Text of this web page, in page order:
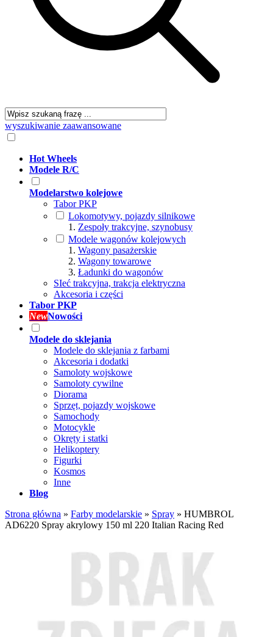
wyszukiwanie zaawansowane
Hot Wheels
Modele R/C
Modelarstwo kolejowe
Tabor PKP
Lokomotywy, pojazdy silnikowe
Zespoły trakcyjne, szynobusy
Modele wagonów kolejowych
Wagony pasażerskie
Wagony towarowe
Ładunki do wagonów
SIeć trakcyjna, trakcja elektryczna
Akcesoria i części
Tabor PKP
NewNowości
Modele do sklejania
Modele do sklejania z farbami
Akcesoria i dodatki
Samoloty wojskowe
Samoloty cywilne
Diorama
Sprzęt, pojazdy wojskowe
Samochody
Motocykle
Okręty i statki
Helikoptery
Figurki
Kosmos
Inne
Blog
Strona główna » Farby modelarskie » Spray » HUMBROL
AD6220 Spray akrylowy 150 ml 220 Italian Racing Red